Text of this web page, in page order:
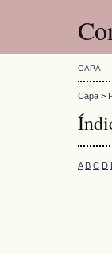
CAPA
Capa >
A B C D